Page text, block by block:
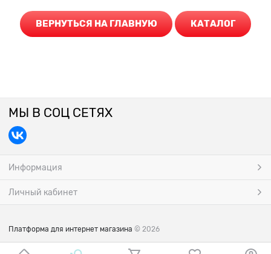
ВЕРНУТЬСЯ НА ГЛАВНУЮ КАТАЛОГ
МЫ В СОЦ СЕТЯХ
Информация
Личный кабинет
Платформа для интернет магазина © 2026